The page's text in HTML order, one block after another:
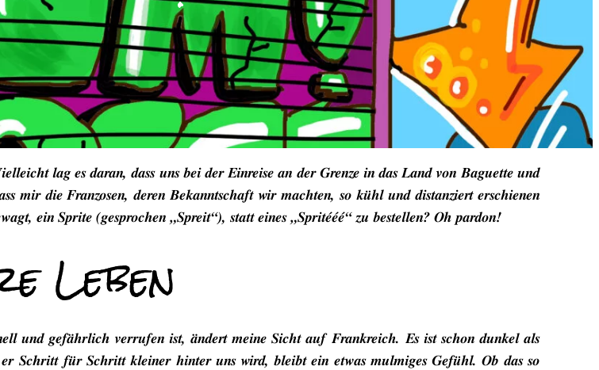
lag es daran, dass uns bei der Einreise an der Grenze in das Land von Baguette und
mir die Franzosen, deren Bekanntschaft wir machten, so kühl und distanziert erschienen
ein Sprite (gesprochen „Spreit“), statt eines „Spritééé“ zu bestellen? Oh pardon!
Leben
und gefährlich verrufen ist, ändert meine Sicht auf Frankreich. Es ist schon dunkel als
Schritt für Schritt kleiner hinter uns wird, bleibt ein etwas mulmiges Gefühl. Ob das so